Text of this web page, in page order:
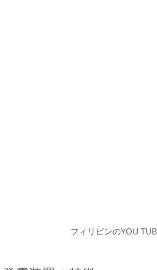
フィリピンのYOU